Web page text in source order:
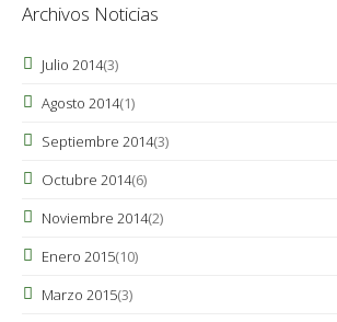
Archivos Noticias
Julio 2014(3)
Agosto 2014(1)
Septiembre 2014(3)
Octubre 2014(6)
Noviembre 2014(2)
Enero 2015(10)
Marzo 2015(3)